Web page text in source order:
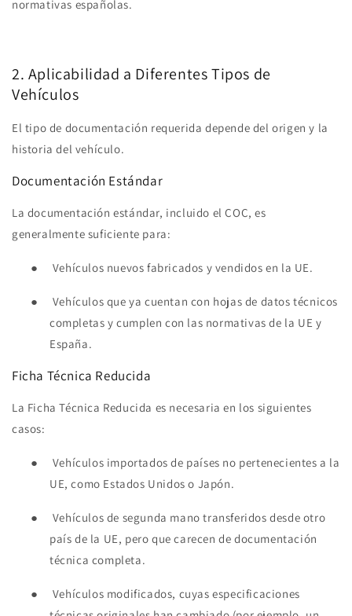
normativas españolas.
2. Aplicabilidad a Diferentes Tipos de
Vehículos
El tipo de documentación requerida depende del origen y la
historia del vehículo.
Documentación Estándar
La documentación estándar, incluido el COC, es
generalmente suficiente para:
● Vehículos nuevos fabricados y vendidos en la UE.
●
Vehículos que ya cuentan con hojas de datos técnicos
completas y cumplen con las normativas de la UE y
España.
Ficha Técnica Reducida
La Ficha Técnica Reducida es necesaria en los siguientes
casos:
●
Vehículos importados de países no pertenecientes a la
UE, como Estados Unidos o Japón.
●
Vehículos de segunda mano transferidos desde otro
país de la UE, pero que carecen de documentación
técnica completa.
●
Vehículos modificados, cuyas especificaciones